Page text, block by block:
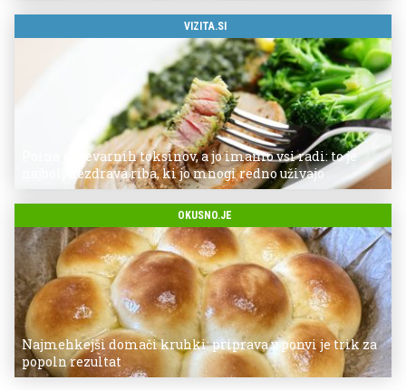
VIZITA.SI
Polna je nevarnih toksinov, a jo imamo vsi radi: to je
najbolj nezdrava riba, ki jo mnogi redno uživajo
OKUSNO.JE
Najmehkejši domači kruhki: priprava v ponvi je trik za
popoln rezultat